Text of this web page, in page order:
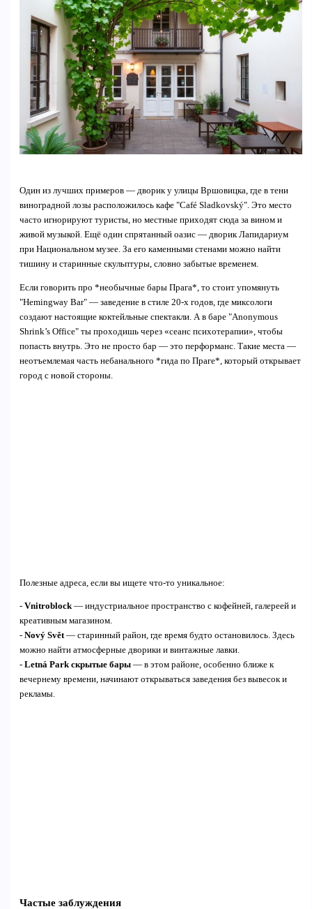
Один из лучших примеров — дворик у улицы Вршовицка, где в тени
виноградной лозы расположилось кафе "Café Sladkovský". Это место
часто игнорируют туристы, но местные приходят сюда за вином и
живой музыкой. Ещё один спрятанный оазис — дворик Лапидариум
при Национальном музее. За его каменными стенами можно найти
тишину и старинные скульптуры, словно забытые временем.
Если говорить про *необычные бары Прага*, то стоит упомянуть
"Hemingway Bar" — заведение в стиле 20-х годов, где миксологи
создают настоящие коктейльные спектакли. А в баре "Anonymous
Shrink’s Office" ты проходишь через «сеанс психотерапии», чтобы
попасть внутрь. Это не просто бар — это перформанс. Такие места —
неотъемлемая часть небанального *гида по Праге*, который открывает
город с новой стороны.
Полезные адреса, если вы ищете что-то уникальное:
- Vnitroblock— индустриальное пространство с кофейней, галереей и
креативным магазином.
- Nový Svět— старинный район, где время будто остановилось. Здесь
можно найти атмосферные дворики и винтажные лавки.
- Letná Park скрытые бары— в этом районе, особенно ближе к
вечернему времени, начинают открываться заведения без вывесок и
рекламы.
Частые заблуждения